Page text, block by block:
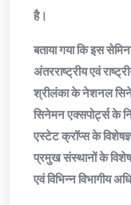
है।
बताया गया कि इस
अंतरराष्ट्रीय एवं
श्रीलंका के नेशनल
सिनेमन एक्सपोर्ट्स के
एस्टेट क्रॉप्स के
प्रमुख संस्थानों के
एवं विभिन्न विभागीय